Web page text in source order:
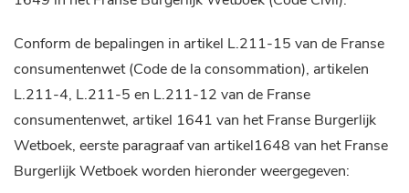
Conform de bepalingen in artikel L.211-15 van de Franse
consumentenwet (Code de la consommation), artikelen
L.211-4, L.211-5 en L.211-12 van de Franse
consumentenwet, artikel 1641 van het Franse Burgerlijk
Wetboek, eerste paragraaf van artikel1648 van het Franse
Burgerlijk Wetboek worden hieronder weergegeven: